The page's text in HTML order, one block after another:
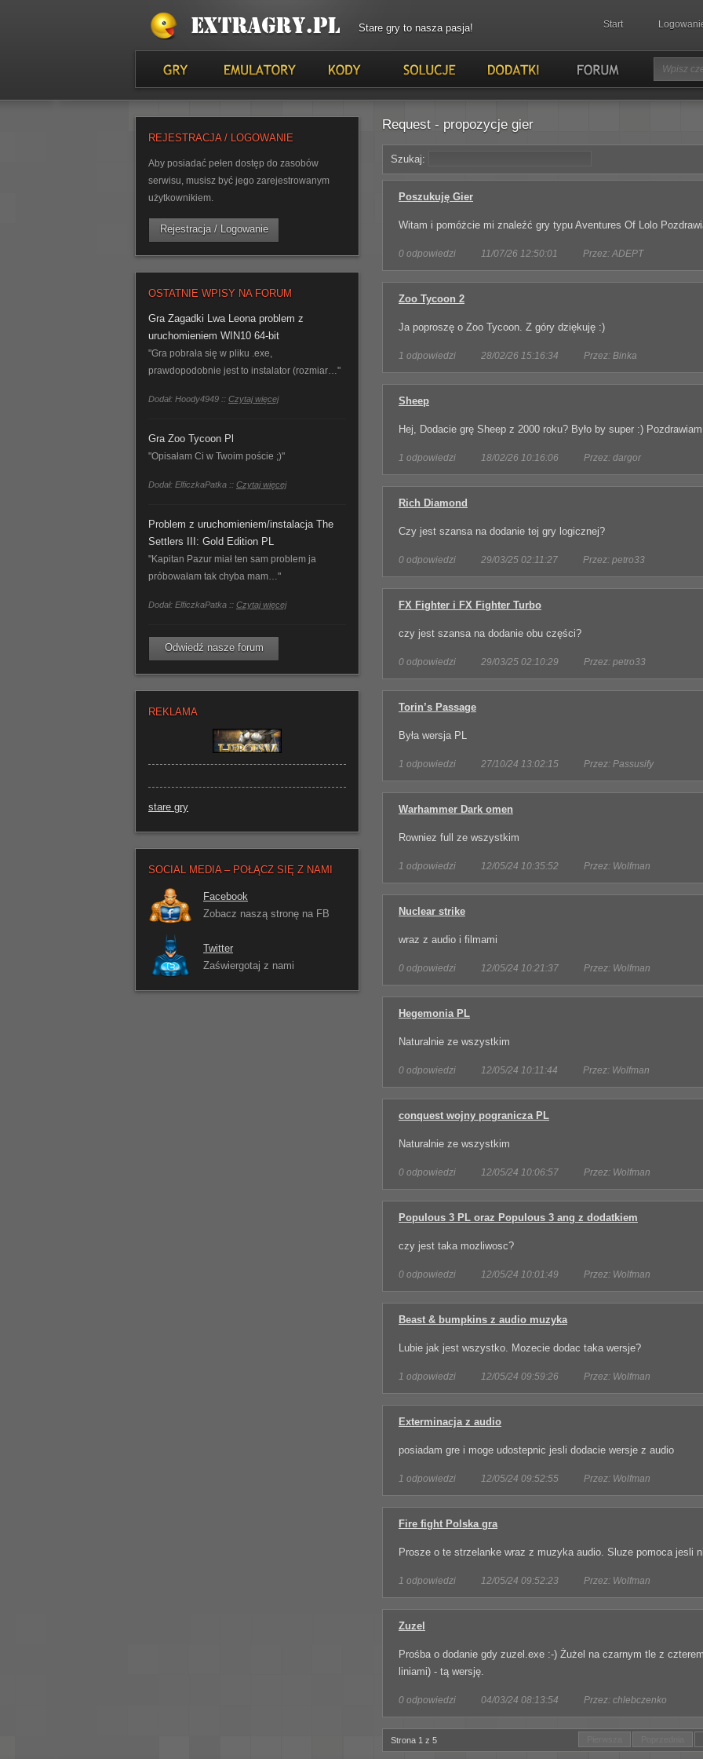
Stare gry to nasza pasja! Start
REJESTRACJA / LOGOWANIE
Aby posiadać pełen dostęp do zasobów
serwisu, musisz być jego zarejestrowanym
użytkownikiem.
Rejestracja / Logowanie
OSTATNIE WPISY NA FORUM
Gra Zagadki Lwa Leona problem z
uruchomieniem WIN10 64-bit
"Gra pobrała się w pliku .exe,
prawdopodobnie jest to instalator (rozmiar…"
Dodał: Hoody4949 :: Czytaj więcej
Gra Zoo Tycoon Pl
"Opisałam Ci w Twoim poście ;)"
Dodał: ElficzkaPatka :: Czytaj więcej
Problem z uruchomieniem/instalacja The
Settlers III: Gold Edition PL
"Kapitan Pazur miał ten sam problem ja
próbowałam tak chyba mam…"
Dodał: ElficzkaPatka :: Czytaj więcej
Odwiedź nasze forum
REKLAMA
stare gry
SOCIAL MEDIA – POŁĄCZ SIĘ Z NAMI
Facebook
Zobacz naszą stronę na FB
Twitter
Zaświergotaj z nami
Request - propozycje gier
Szukaj:
Poszukuję Gier
Witam i pomóżcie mi znaleźć gry typu Aventures Of Lolo
0 odpowiedzi 11/07/26 12:50:01 Przez: ADEPT
Zoo Tycoon 2
Ja poproszę o Zoo Tycoon. Z góry dziękuję :)
1 odpowiedzi 28/02/26 15:16:34 Przez: Binka
Sheep
Hej, Dodacie grę Sheep z 2000 roku? Było by super :)
1 odpowiedzi 18/02/26 10:16:06 Przez: dargor
Rich Diamond
Czy jest szansa na dodanie tej gry logicznej?
0 odpowiedzi 29/03/25 02:11:27 Przez: petro33
FX Fighter i FX Fighter Turbo
czy jest szansa na dodanie obu części?
0 odpowiedzi 29/03/25 02:10:29 Przez: petro33
Torin’s Passage
Była wersja PL
1 odpowiedzi 27/10/24 13:02:15 Przez: Passusify
Warhammer Dark omen
Rowniez full ze wszystkim
1 odpowiedzi 12/05/24 10:35:52 Przez: Wolfman
Nuclear strike
wraz z audio i filmami
0 odpowiedzi 12/05/24 10:21:37 Przez: Wolfman
Hegemonia PL
Naturalnie ze wszystkim
0 odpowiedzi 12/05/24 10:11:44 Przez: Wolfman
conquest wojny pogranicza PL
Naturalnie ze wszystkim
0 odpowiedzi 12/05/24 10:06:57 Przez: Wolfman
Populous 3 PL oraz Populous 3 ang z dodatkiem
czy jest taka mozliwosc?
0 odpowiedzi 12/05/24 10:01:49 Przez: Wolfman
Beast & bumpkins z audio muzyka
Lubie jak jest wszystko. Mozecie dodac taka wersje?
1 odpowiedzi 12/05/24 09:59:26 Przez: Wolfman
Exterminacja z audio
posiadam gre i moge udostepnic jesli dodacie wersje z audio
1 odpowiedzi 12/05/24 09:52:55 Przez: Wolfman
Fire fight Polska gra
Prosze o te strzelanke wraz z muzyka audio. Sluze pomoca jesli
1 odpowiedzi 12/05/24 09:52:23 Przez: Wolfman
Zuzel
Prośba o dodanie gdy zuzel.exe :-) Żużel na czarnym tle z
liniami) - tą wersję.
0 odpowiedzi 04/03/24 08:13:54 Przez: chlebczenko
Strona 1 z 5